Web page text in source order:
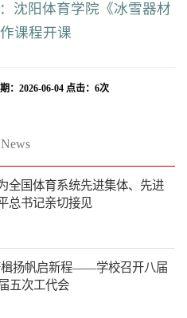
沈阳体育学院《冰雪器材
课程开课
2026-06-04 点击： 6次
全国体育系统先进集体、先进
总书记亲切接见
楫扬帆启新程——学校召开八届
五次工代会